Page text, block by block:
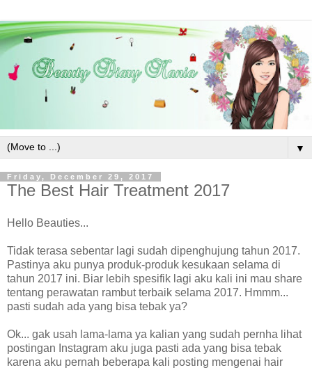
▼
Friday, December 29, 2017
The Best Hair Treatment 2017
Hello Beauties...
Tidak terasa sebentar lagi sudah dipenghujung tahun 2017.
Pastinya aku punya produk-produk kesukaan selama di
tahun 2017 ini. Biar lebih spesifik lagi aku kali ini mau share
tentang perawatan rambut terbaik selama 2017. Hmmm...
pasti sudah ada yang bisa tebak ya?
Ok... gak usah lama-lama ya kalian yang sudah pernha lihat
postingan Instagram aku juga pasti ada yang bisa tebak
karena aku pernah beberapa kali posting mengenai hair